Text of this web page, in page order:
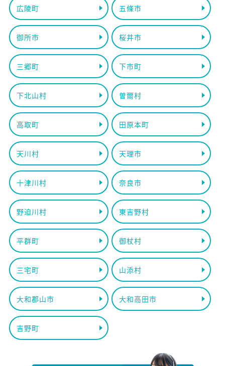
広陵町 五條市
御所市 桜井市
三郷町 下市町
下北山村 曽爾村
高取町 田原本町
天川村 天理市
十津川村 奈良市
野迫川村 東吉野村
平群町 御杖村
三宅町 山添村
大和郡山市 大和高田市
吉野町